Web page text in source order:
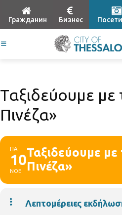
Гражданин Бизнес
Ταξιδεύουμε με
Πινέζα»
ΠΑ
10
ΝΟΕ
Ταξιδεύουμε
Πινέζα»
Λεπτομέρειες